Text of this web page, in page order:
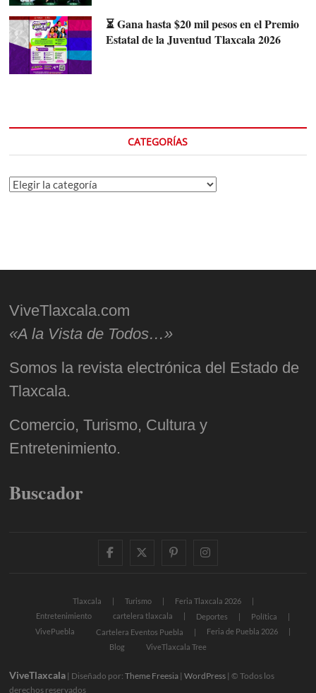
⏳ Gana hasta $20 mil pesos en el Premio
Estatal de la Juventud Tlaxcala 2026
CATEGORÍAS
Categorías
ViveTlaxcala.com
«A la Vista de Todos…»
Somos la revista electrónica del Estado de
Tlaxcala.
Comercio, Turismo, Cultura y
Entretenimiento.
Buscador
facebooktwitter
pinterestinstagram
Tlaxcala Turismo
Feria Tlaxcala 2026
Entretenimiento
cartelera tlaxcala Deportes
Política
VivePuebla
Cartelera Eventos Puebla
Feria de Puebla 2026
Blog
ViveTlaxcala Tree
ViveTlaxcala | Diseñado por:Theme Freesia |WordPress | © Todos los
derechos reservados